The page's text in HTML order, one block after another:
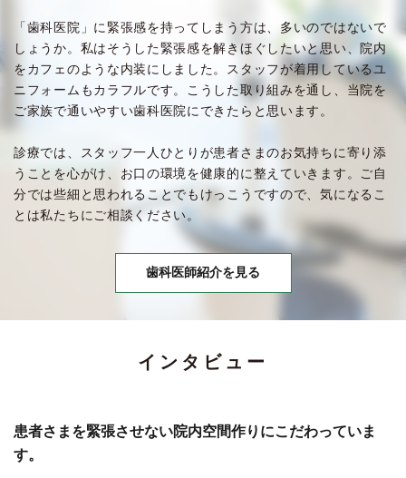
「歯科医院」に緊張感を持ってしまう方は、多いのではないで
しょうか。私はそうした緊張感を解きほぐしたいと思い、院内
をカフェのような内装にしました。スタッフが着用しているユ
ニフォームもカラフルです。こうした取り組みを通し、当院を
ご家族で通いやすい歯科医院にできたらと思います。
診療では、スタッフ一人ひとりが患者さまのお気持ちに寄り添
うことを心がけ、お口の環境を健康的に整えていきます。ご自
分では些細と思われることでもけっこうですので、気になるこ
とは私たちにご相談ください。
歯科医師紹介を見る
インタビュー
患者さまを緊張させない院内空間作りにこだわっていま
す。